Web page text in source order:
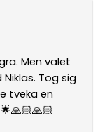
Men valet
Tog sig
tveka en